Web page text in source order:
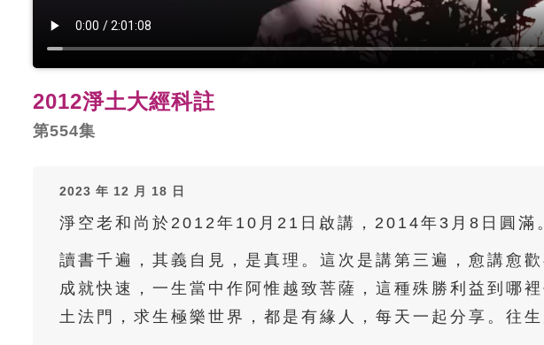
2012淨土大經科註
第554集
2023 年 12 月 18 日
淨空老和尚於2012年10月21日啟講，2014年3月8日圓滿
讀書千遍，其義自見，是真理。這次是講第三遍，愈講愈
成就快速，一生當中作阿惟越致菩薩，這種殊勝利益到哪
土法門，求生極樂世界，都是有緣人，每天一起分享。往